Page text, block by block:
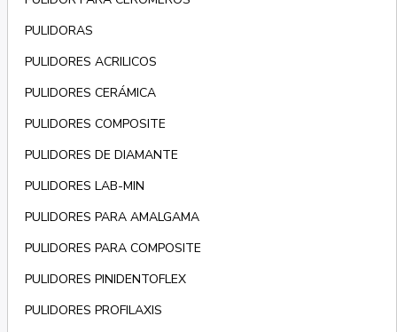
PULIDORAS
PULIDORES ACRILICOS
PULIDORES CERÁMICA
PULIDORES COMPOSITE
PULIDORES DE DIAMANTE
PULIDORES LAB-MIN
PULIDORES PARA AMALGAMA
PULIDORES PARA COMPOSITE
PULIDORES PINIDENTOFLEX
PULIDORES PROFILAXIS